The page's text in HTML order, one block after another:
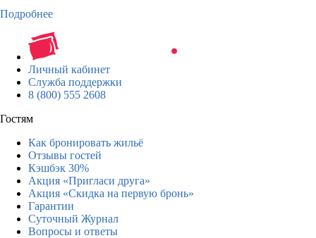
Подробнее
Личный кабинет
Служба поддержки
8 (800) 555 2608
Гостям
Как бронировать жильё
Отзывы гостей
Кэшбэк 30%
Акция «Пригласи друга»
Акция «Скидка на первую бронь»
Гарантии
Суточный Журнал
Вопросы и ответы